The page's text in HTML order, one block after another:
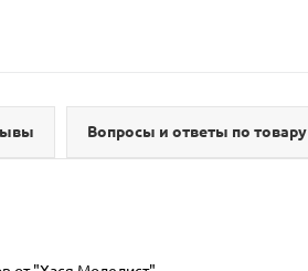
Вопросы и ответы по товару